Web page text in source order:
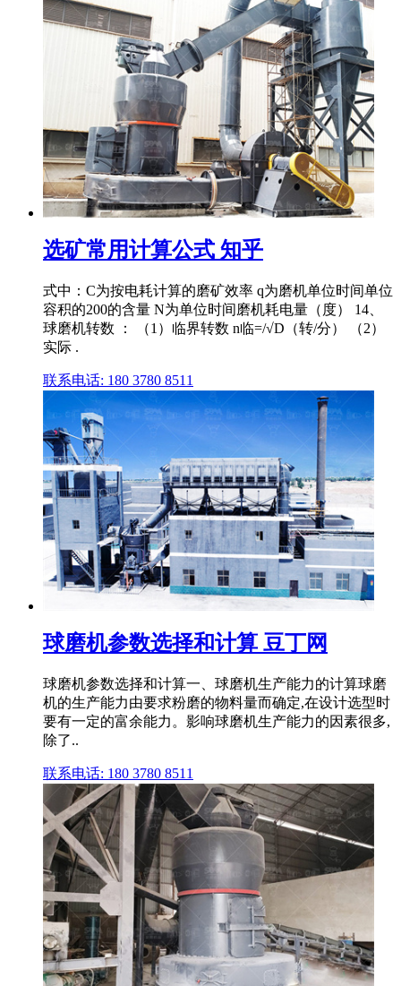
选矿常用计算公式 知乎
式中：C为按电耗计算的磨矿效率 q为磨机单位时间单位
容积的200的含量 N为单位时间磨机耗电量（度） 14、
球磨机转数 ： （1）临界转数 n临=/√D（转/分） （2）
实际 .
联系电话: 180 3780 8511
球磨机参数选择和计算 豆丁网
球磨机参数选择和计算一、球磨机生产能力的计算球磨
机的生产能力由要求粉磨的物料量而确定,在设计选型时
要有一定的富余能力。影响球磨机生产能力的因素很多,
除了..
联系电话: 180 3780 8511